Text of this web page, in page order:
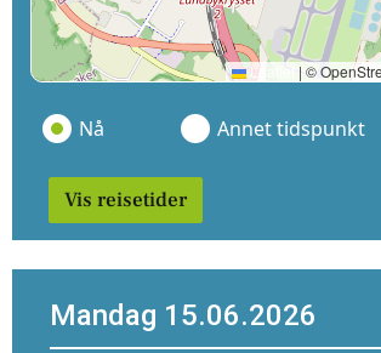
Leaflet | ©
Nå Annet tidspunkt
Vis reisetider
Mandag 15.06.2026